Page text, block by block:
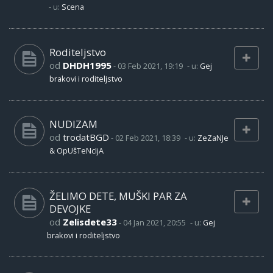
- u: Scena
Roditeljstvo
od DHDH1995- 03 Feb 2021, 19:19 - u: Gej
brakovi i roditeljstvo
NUDIZAM
od trodatBGD - 02 Feb 2021, 18:39 - u: ZeZaNJe
& OpUšTeNcIjA
ŽELIMO DETE, MUŠKI PAR ZA
DEVOJKE
od Zelisdete33- 04 Jan 2021, 20:55 - u: Gej
brakovi i roditeljstvo